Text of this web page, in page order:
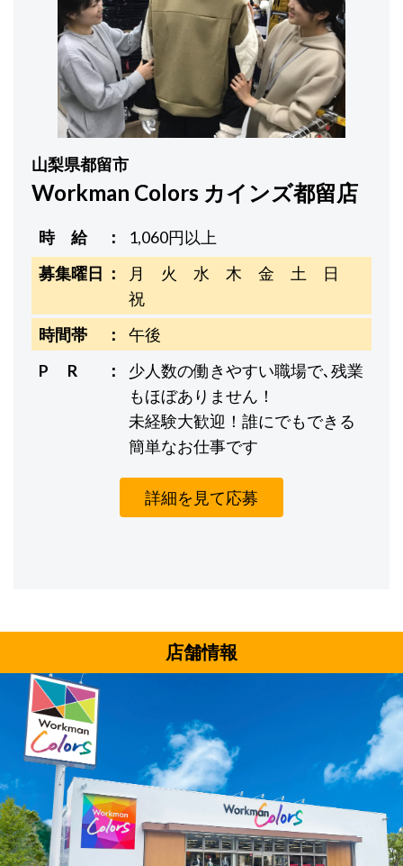
山梨県都留市
Workman Colors カインズ都留店
時 給
1,060円以上
募集曜日
月 火 水 木 金 土 日
祝
時間帯
午後
P R
少人数の働きやすい職場で､残業
もほぼありません！
未経験大歓迎！誰にでもできる
簡単なお仕事です
詳細を見て応募
店舗情報